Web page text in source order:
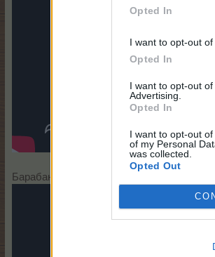
Opted In
I want to opt-out
Opted In
I want to opt-out
Advertising.
Opted In
I want to opt-out
of my Personal
was collected.
Opted Out
Барабанистите, винаги са били в